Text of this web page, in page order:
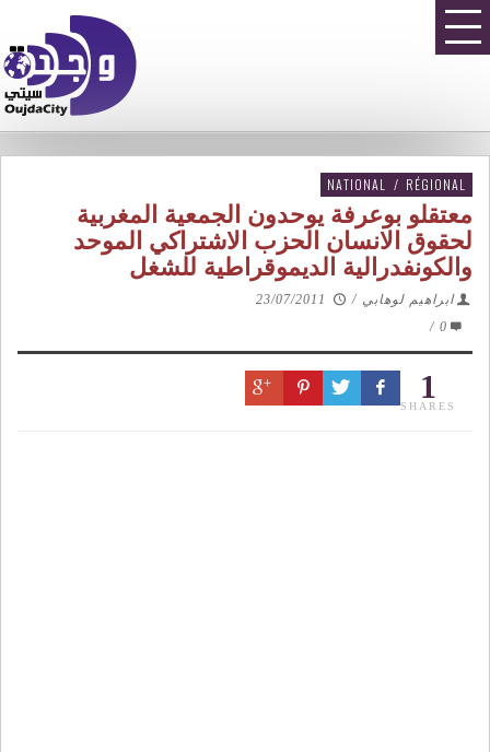
NATIONAL / RÉGIONAL
معتقلو بوعرفة يوحدون الجمعية المغربية
لحقوق الانسان الحزب الاشتراكي الموحد
والكونفدرالية الديموقراطية للشغل
ابراهيم لوهابي /
23/07/2011
0
/
1
SHARES